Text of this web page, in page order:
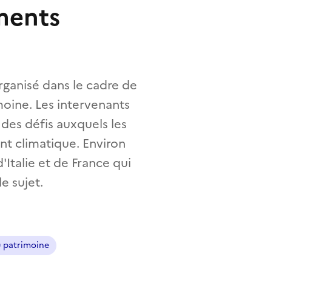
dans le cadre de
Les intervenants
défis auxquels les
climatique. Environ
et de France qui
sujet.
patrimoine